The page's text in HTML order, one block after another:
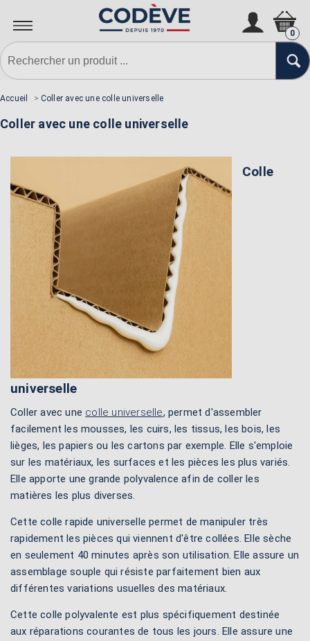
0
Accueil > Coller avec une colle universelle
Coller avec une colle universelle
Colle
universelle
Coller avec une colle universelle, permet d'assembler
facilement les mousses, les cuirs, les tissus, les bois, les
lièges, les papiers ou les cartons par exemple. Elle s'emploie
sur les matériaux, les surfaces et les pièces les plus variés.
Elle apporte une grande polyvalence afin de coller les
matières les plus diverses.
Cette colle rapide universelle permet de manipuler très
rapidement les pièces qui viennent d'être collées. Elle sèche
en seulement 40 minutes après son utilisation. Elle assure un
assemblage souple qui résiste parfaitement bien aux
différentes variations usuelles des matériaux.
Cette colle polyvalente est plus spécifiquement destinée
aux réparations courantes de tous les jours. Elle assure une